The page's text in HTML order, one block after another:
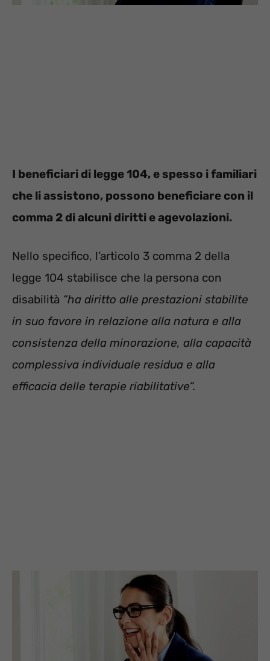
I beneficiari di legge 104, e spesso i familiari
che li assistono, possono beneficiare con il
comma 2 di alcuni diritti e agevolazioni.
Nello specifico, l’articolo 3 comma 2 della
legge 104 stabilisce che la persona con
disabilità “ha diritto alle prestazioni stabilite
in suo favore in relazione alla natura e alla
consistenza della minorazione, alla capacità
complessiva individuale residua e alla
efficacia delle terapie riabilitative”.